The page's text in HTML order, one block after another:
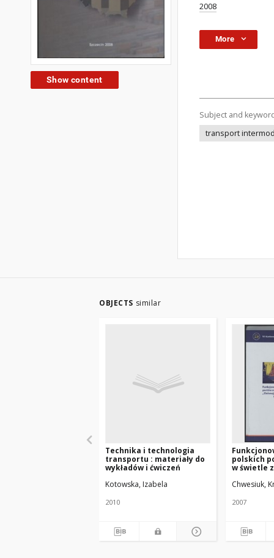
Show content
2008
More
Subject and
transport
OBJECTS similar
Technika i technologia
transportu : materiały do
wykładów i ćwiczeń
Kotowska, Izabela
2010
polskich
w świetle
morskiej
Chwesiuk,
2007